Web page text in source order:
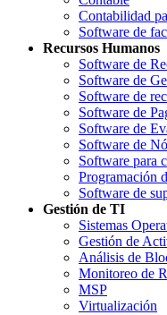
Contabilidad
Software de
Recursos Humanos
Software de
Software de
Software de
Software de
Software de
Software de
Software para
Programación
Software de
Gestión de TI
Sistemas
Gestión de
Análisis de
Monitoreo de
MSP
Virtualización